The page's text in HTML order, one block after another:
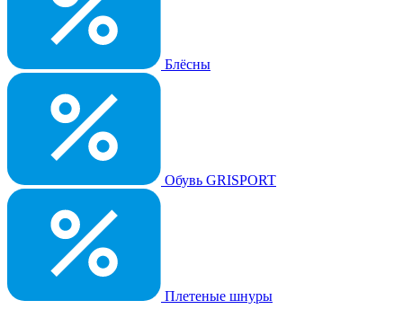
Блёсны
Обувь GRISPORT
Плетеные шнуры